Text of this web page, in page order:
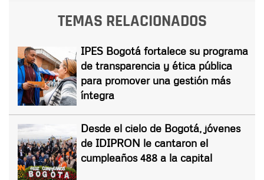
TEMAS RELACIONADOS
IPES Bogotá fortalece su programa
de transparencia y ética pública
para promover una gestión más
íntegra
Desde el cielo de Bogotá, jóvenes
de IDIPRON le cantaron el
cumpleaños 488 a la capital